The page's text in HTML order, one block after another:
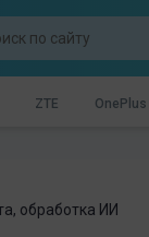
ZTE OnePlus
обработка ИИ